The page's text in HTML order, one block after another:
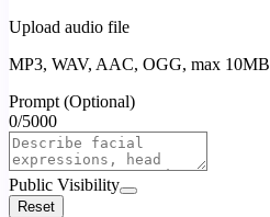
Upload audio file
MP3, WAV, AAC, OGG, max 10MB
Prompt (Optional)
0/5000
Public Visibility
Reset